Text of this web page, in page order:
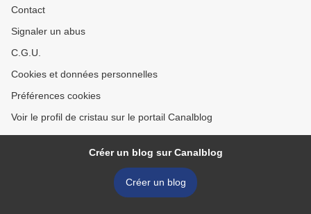
Contact
Signaler un abus
C.G.U.
Cookies et données personnelles
Préférences cookies
Voir le profil de cristau sur le portail Canalblog
Créer un blog sur Canalblog
Créer un blog